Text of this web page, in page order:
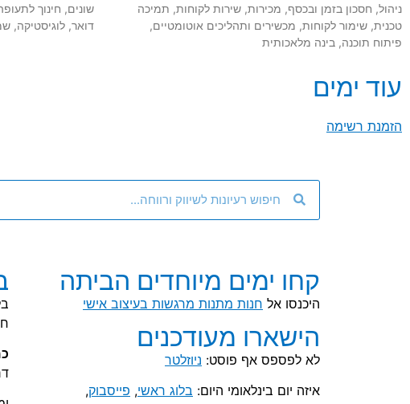
ניהול, חסכון בזמן ובכסף, מכירות, שירות לקוחות, תמיכה
טכנית, שימור לקוחות, מכשירים ותהליכים אוטומטיים,
פיתוח תוכנה, בינה מלאכותית
שונים, חינוך
דואר, לוגיסטיקה,
עוד ימים
הזמנת רשימה
קחו ימים מיוחדים הביתה
היכנסו אל חנות מתנות מרגשות בעיצוב אישי
הישארו מעודכנים
לא לפספס אף פוסט: ניוזלטר
איזה יום בינלאומי היום: בלוג ראשי, פייסבוק,